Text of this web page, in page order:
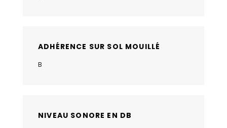
ADHÉRENCE SUR SOL MOUILLÉ
B
NIVEAU SONORE EN DB